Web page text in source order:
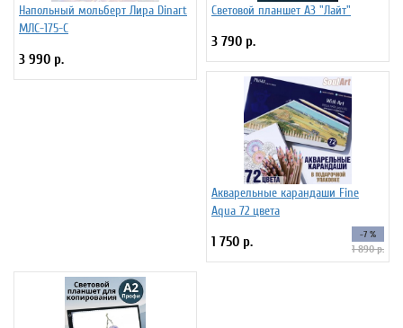
Напольный мольберт Лира Dinart
МЛС-175-С
3 990 р.
Световой планшет А3 "Лайт"
3 790 р.
Акварельные карандаши Fine
Aqua 72 цвета
1 750 р. -7 %
1 890 р.